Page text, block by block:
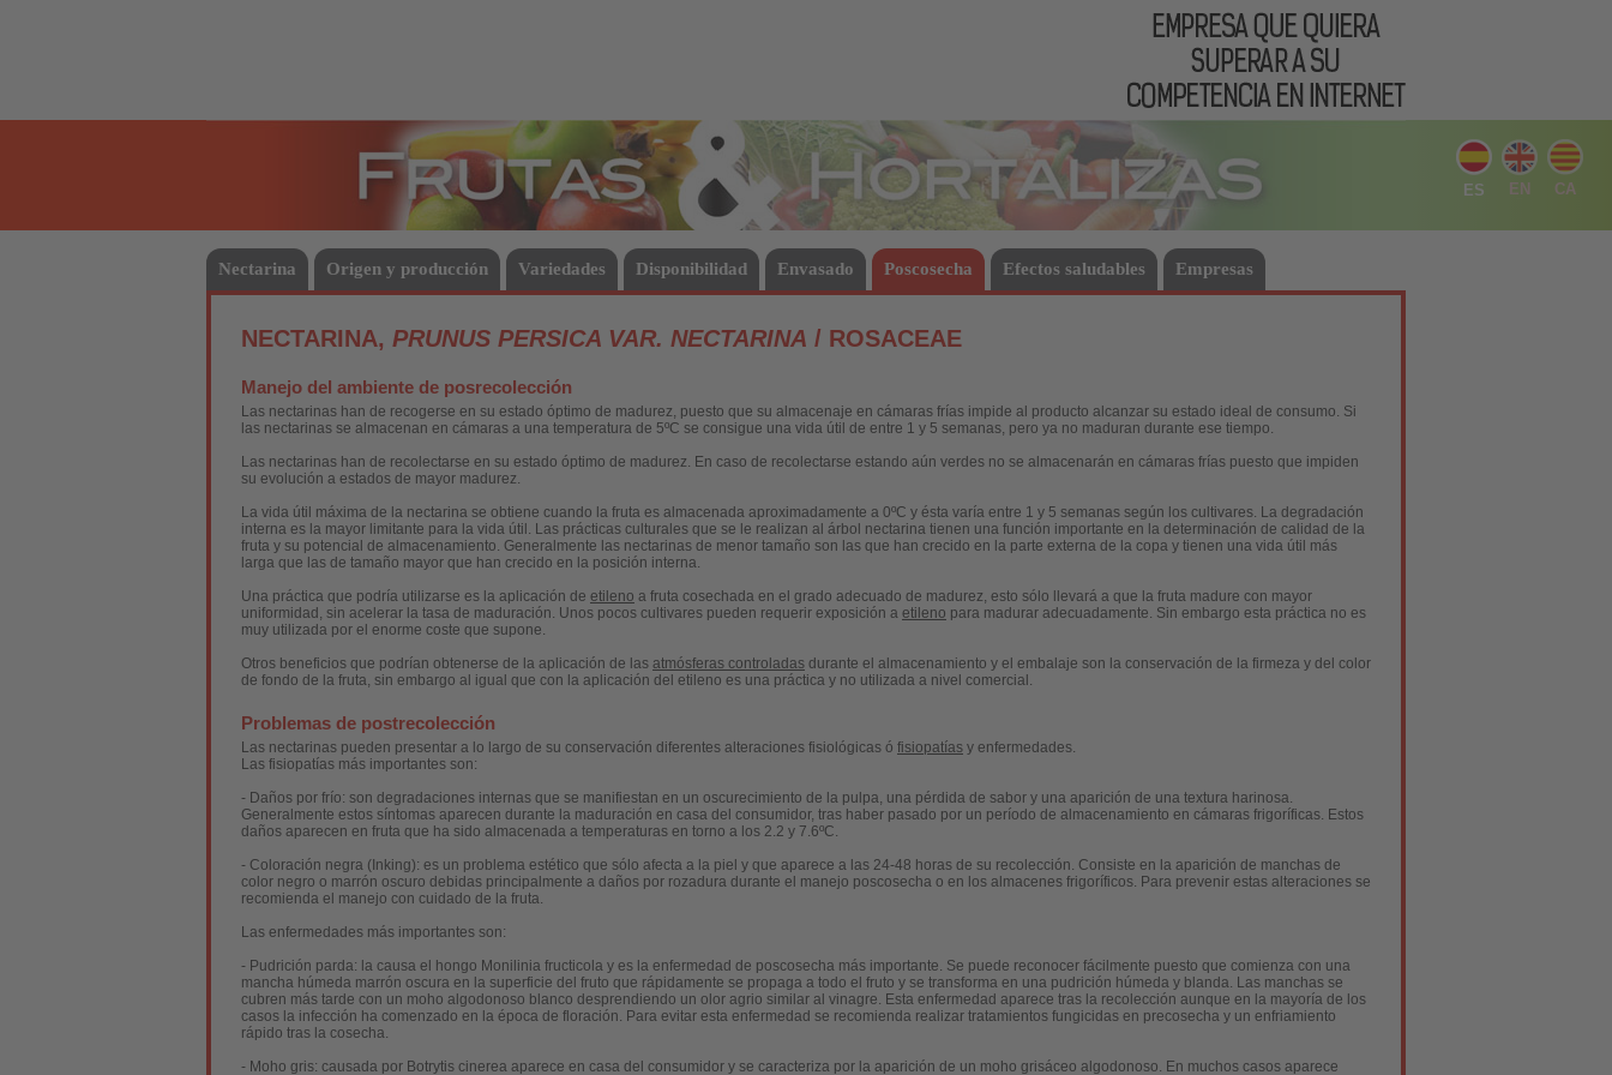
Hortalizas
ES EN CA
Nectarina Origen y producción Variedades Disponibilidad Envasado Poscosecha Efectos saludables Empresas
NECTARINA, PRUNUS PERSICA VAR. NECTARINA / ROSACEAE
Manejo del ambiente de posrecolección
Las nectarinas han de recogerse en su estado óptimo de madurez, puesto que su almacenaje en cámaras frías impide al producto alcanzar su estado ideal de consumo. Si
las nectarinas se almacenan en cámaras a una temperatura de 5ºC se consigue una vida útil de entre 1 y 5 semanas, pero ya no maduran durante ese tiempo.
Las nectarinas han de recolectarse en su estado óptimo de madurez. En caso de recolectarse estando aún verdes no se almacenarán en cámaras frías puesto que impiden
su evolución a estados de mayor madurez.
La vida útil máxima de la nectarina se obtiene cuando la fruta es almacenada aproximadamente a 0ºC y ésta varía entre 1 y 5 semanas según los cultivares. La degradación
interna es la mayor limitante para la vida útil. Las prácticas culturales que se le realizan al árbol nectarina tienen una función importante en la determinación de calidad de la
fruta y su potencial de almacenamiento. Generalmente las nectarinas de menor tamaño son las que han crecido en la parte externa de la copa y tienen una vida útil más
larga que las de tamaño mayor que han crecido en la posición interna.
Una práctica que podría utilizarse es la aplicación de etileno a fruta cosechada en el grado adecuado de madurez, esto sólo llevará a que la fruta madure con mayor
uniformidad, sin acelerar la tasa de maduración. Unos pocos cultivares pueden requerir exposición a etileno para madurar adecuadamente. Sin embargo esta práctica no es
muy utilizada por el enorme coste que supone.
Otros beneficios que podrían obtenerse de la aplicación de las atmósferas controladas durante el almacenamiento y el embalaje son la conservación de la firmeza y del color
de fondo de la fruta, sin embargo al igual que con la aplicación del etileno es una práctica y no utilizada a nivel comercial.
Problemas de postrecolección
Las nectarinas pueden presentar a lo largo de su conservación diferentes alteraciones fisiológicas ó fisiopatías y enfermedades.
Las fisiopatías más importantes son:
- Daños por frío: son degradaciones internas que se manifiestan en un oscurecimiento de la pulpa, una pérdida de sabor y una aparición de una textura harinosa.
Generalmente estos síntomas aparecen durante la maduración en casa del consumidor, tras haber pasado por un período de almacenamiento en cámaras frigoríficas. Estos
daños aparecen en fruta que ha sido almacenada a temperaturas en torno a los 2.2 y 7.6ºC.
- Coloración negra (Inking): es un problema estético que sólo afecta a la piel y que aparece a las 24-48 horas de su recolección. Consiste en la aparición de manchas de
color negro o marrón oscuro debidas principalmente a daños por rozadura durante el manejo poscosecha o en los almacenes frigoríficos. Para prevenir estas alteraciones se
recomienda el manejo con cuidado de la fruta.
Las enfermedades más importantes son:
- Pudrición parda: la causa el hongo Monilinia fructicola y es la enfermedad de poscosecha más importante. Se puede reconocer fácilmente puesto que comienza con una
mancha húmeda marrón oscura en la superficie del fruto que rápidamente se propaga a todo el fruto y se transforma en una pudrición húmeda y blanda. Las manchas se
cubren más tarde con un moho algodonoso blanco desprendiendo un olor agrio similar al vinagre. Esta enfermedad aparece tras la recolección aunque en la mayoría de los
casos la infección ha comenzado en la época de floración. Para evitar esta enfermedad se recomienda realizar tratamientos fungicidas en precosecha y un enfriamiento
rápido tras la cosecha.
- Moho gris: causada por Botrytis cinerea aparece en casa del consumidor y se caracteriza por la aparición de un moho grisáceo algodonoso. En muchos casos aparece